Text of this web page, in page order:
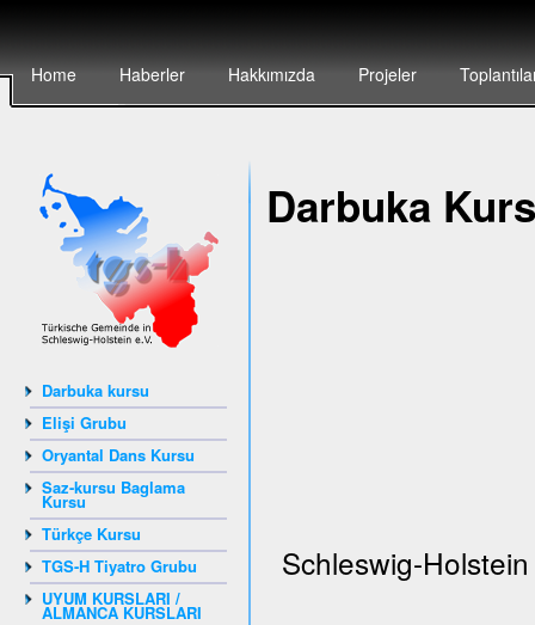
Home Haberler Hakkımızda Projeler
Darbuka kursu
Elişi Grubu
Oryantal Dans Kursu
Saz-kursu Baglama
Kursu
Türkçe Kursu
TGS-H Tiyatro Grubu
UYUM KURSLARI /
ALMANCA KURSLARI
Darbuka
Schleswig-